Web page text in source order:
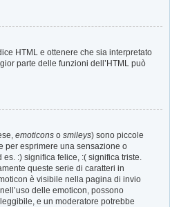
HTML e ottenere che sia interpretato
parte delle funzioni dell’HTML può
emoticons o smileys) sono piccole
per esprimere una sensazione o
:) significa felice, :( significa triste.
queste serie di caratteri in
è visibile nella pagina di invio
delle emoticon, possono
e un moderatore potrebbe